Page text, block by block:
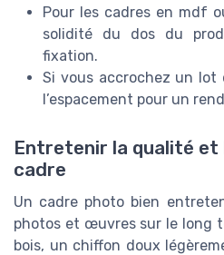
Pour les cadres en mdf
solidité du dos du
fixation.
Si vous accrochez un lot
l’espacement pour un
Entretenir la qualité et
cadre
Un cadre photo bien
photos et œuvres sur le long
bois, un chiffon doux